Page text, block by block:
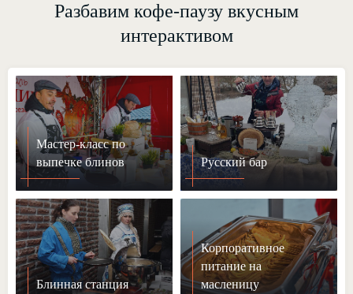
Разбавим кофе-паузу вкусным
интерактивом
Мастер-класс по
выпечке блинов
Русский бар
Блинная станция
Корпоративное
питание на
масленицу